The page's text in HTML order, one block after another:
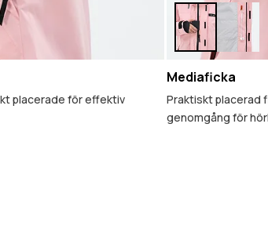
placerade för effektiv
Mediaficka
Praktiskt placerad
genomgång för